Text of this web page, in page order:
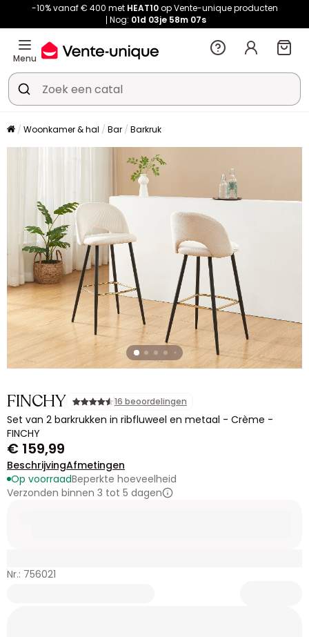
-10% vanaf € 400 met HEAT10op Vente-unique producten
Nog: 01d 03je 58m 07s
Menu
Woonkamer & hal Bar Barkruk
FINCHY 16 beoordelingen
Set van 2 barkrukken in ribfluweel en metaal - Crème -
FINCHY
€ 159,99
BeschrijvingAfmetingen
Op voorraadBeperkte hoeveelheid
Verzonden binnen 3 tot 5 dagen
Nr.: 756021